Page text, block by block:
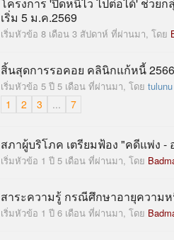
เริ่ม 5 ม.ค.2569
เริ่มหัวข้อ 8 เดือน 3 สัปดาห์ ที่ผ่านมา, โดย
สิ้นสุดการรอคอย คลินิกแก้หนี้ 2566
เริ่มหัวข้อ 5 ปี 5 เดือน ที่ผ่านมา, โดย tulunu
1 2 3 ... 7
สภาผู้บริโภค เตรียมฟ้อง "คดีแพ่ง
เริ่มหัวข้อ 1 ปี 5 เดือน ที่ผ่านมา, โดย
สาระความรู้ กรณีศึกษาอายุความ
เริ่มหัวข้อ 1 ปี 6 เดือน ที่ผ่านมา, โดย